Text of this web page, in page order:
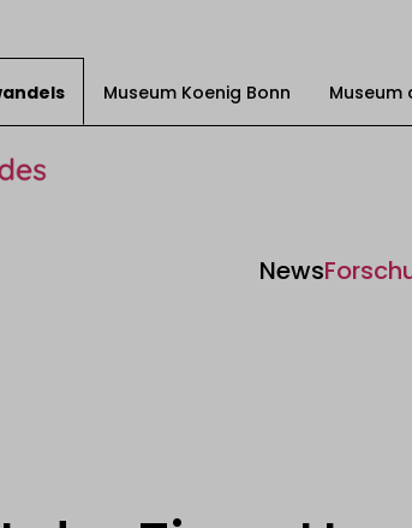
Museum Koenig Bonn Museum
News